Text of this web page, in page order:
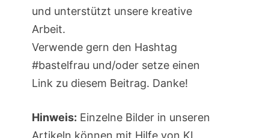
und unterstützt unsere kreative
Arbeit.
Verwende gern den Hashtag
#bastelfrau und/oder setze einen
Link zu diesem Beitrag. Danke!
Hinweis: Einzelne Bilder in unseren
Artikeln können mit Hilfe von KI